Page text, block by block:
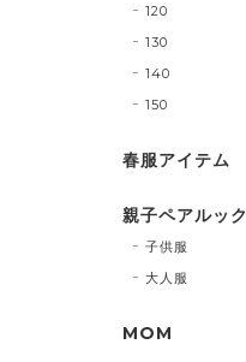
120
130
140
150
春服アイテム
親子ペアルック
子供服
大人服
MOM